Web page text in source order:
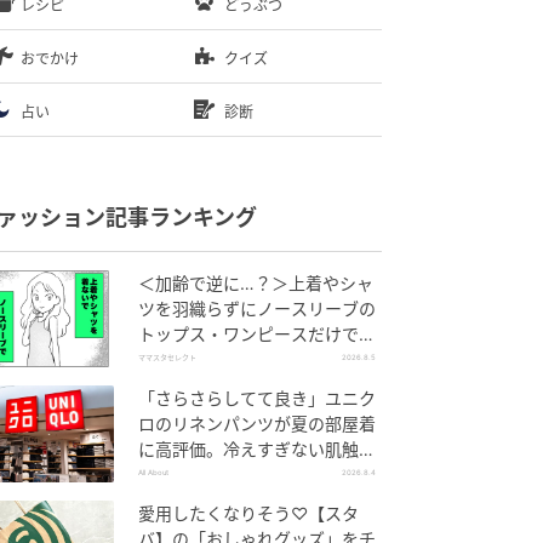
レシピ どうぶつ
おでかけ クイズ
占い 診断
ッション記事ランキング
＜加齢で逆に…？＞上着やシャ
ツを羽織らずにノースリーブの
トップス・ワンピースだけで外
出できる？
ママスタセレクト 2026.8.5
「さらさらしてて良き」ユニク
ロのリネンパンツが夏の部屋着
に高評価。冷えすぎない肌触り
が決め手
All About 2026.8.4
愛用したくなりそう♡【スタ
バ】の「おしゃれグッズ」をチ